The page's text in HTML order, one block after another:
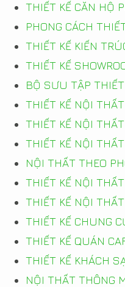
THIẾT KẾ CĂN HỘ
PHONG CÁCH
THIẾT KẾ KIẾN
THIẾT KẾ
BỘ SƯU TẬP
THIẾT KẾ NỘI
THIẾT KẾ NỘI
THIẾT KẾ NỘI
NỘI THẤT THEO
THIẾT KẾ NỘI THẤT
THIẾT KẾ NỘI
THIẾT KẾ CHUNG
THIẾT KẾ QUÁN
THIẾT KẾ KHÁCH
NỘI THẤT THÔNG